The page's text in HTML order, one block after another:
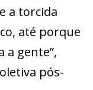
a torcida
até porque
gente”,
pós-